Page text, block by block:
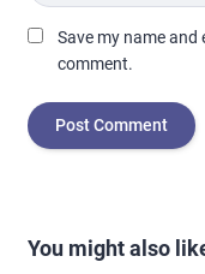
Save my name
comment.
You might also